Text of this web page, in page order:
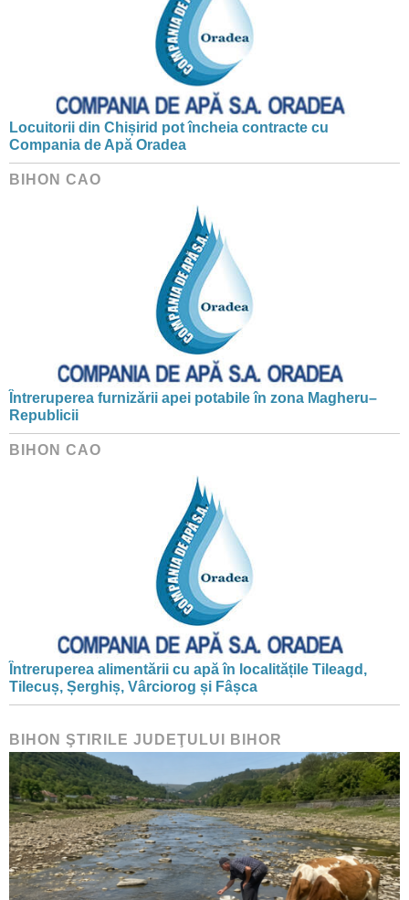
Locuitorii din Chișirid pot încheia contracte cu
Compania de Apă Oradea
BIHON CAO
Întreruperea furnizării apei potabile în zona Magheru–
Republicii
BIHON CAO
Întreruperea alimentării cu apă în localitățile Tileagd,
Tilecuș, Șerghiș, Vârciorog și Fâșca
BIHON ŞTIRILE JUDEŢULUI BIHOR